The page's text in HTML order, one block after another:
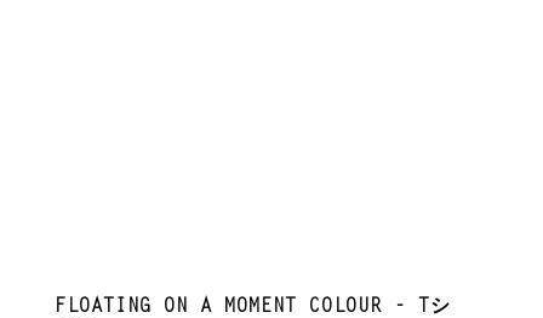
FLOATING ON A MOMENT COLOUR - Tシ